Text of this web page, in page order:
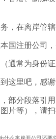
，在离岸管
国注册公司
通常为身份
这里吧，感
部分段落引
片等），请